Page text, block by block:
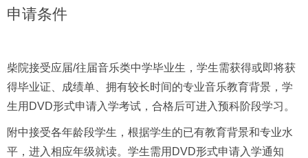
申请条件
柴院接受应届/往届音乐类中学毕业生，学生需获得或即将获
得毕业证、成绩单、拥有较长时间的专业音乐教育背景，学
生用DVD形式申请入学考试，合格后可进入预科阶段学习。
附中接受各年龄段学生，根据学生的已有教育背景和专业水
平，进入相应年级就读。学生需用DVD形式申请入学通知